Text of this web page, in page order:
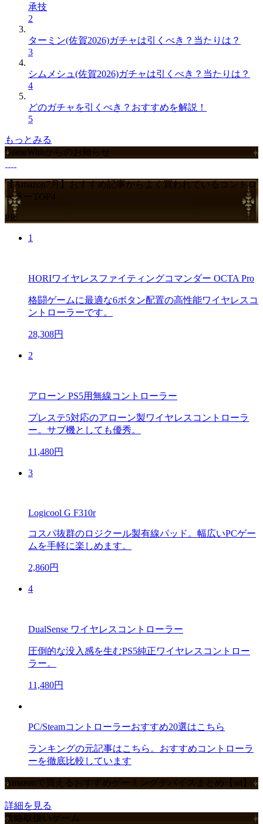
承技
2
ターミン(佐賀2026)ガチャは引くべき？当たりは？
3
シムメシュ(佐賀2026)ガチャは引くべき？当たりは？
4
どのガチャを引くべき？おすすめを解説！
5
もっとみる
GameWithからのお知らせ
【Amazon7月】おすすめ記事からよく買われているコントロ
ーラーTOP4
PR
1
HORIワイヤレスファイティングコマンダー OCTA Pro
格闘ゲームに最適な6ボタン配置の高性能ワイヤレスコ
ントローラーです。
28,308円
2
アローン PS5用無線コントローラー
プレステ5対応のアローン製ワイヤレスコントローラ
ー。サブ機としても優秀。
11,480円
3
Logicool G F310r
コスパ抜群のロジクール製有線パッド。幅広いPCゲー
ムを手軽に楽しめます。
2,860円
4
DualSense ワイヤレスコントローラー
圧倒的な没入感を生むPS5純正ワイヤレスコントロー
ラー。
11,480円
PC/Steamコントローラーおすすめ20選はこちら
ランキングの元記事はこちら。おすすめコントローラ
ーを徹底比較しています
Amazonで買えるおすすめゲーミングデバイスまとめ【ad】
詳細を見る
攻略取扱いゲーム